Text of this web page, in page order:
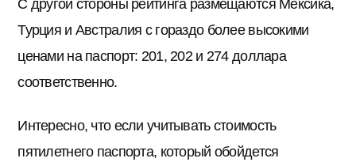
С другой стороны рейтинга размещаются Мексика,
Турция и Австралия с гораздо более высокими
ценами на паспорт: 201, 202 и 274 доллара
соответственно.
Интересно, что если учитывать стоимость
пятилетнего паспорта, который обойдется